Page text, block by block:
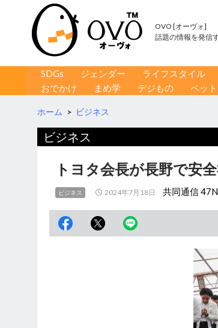
OVO [オーヴォ]
話題の情報を発信
コンテンツへ移動
SDGs ジェンダー ライフスタイル
おでかけ
まめ学 デジもの ペット
ホーム > ビジネス
ビジネス
トヨタ会長が長野で安
ビジネス 2024年7月18日 共同通信